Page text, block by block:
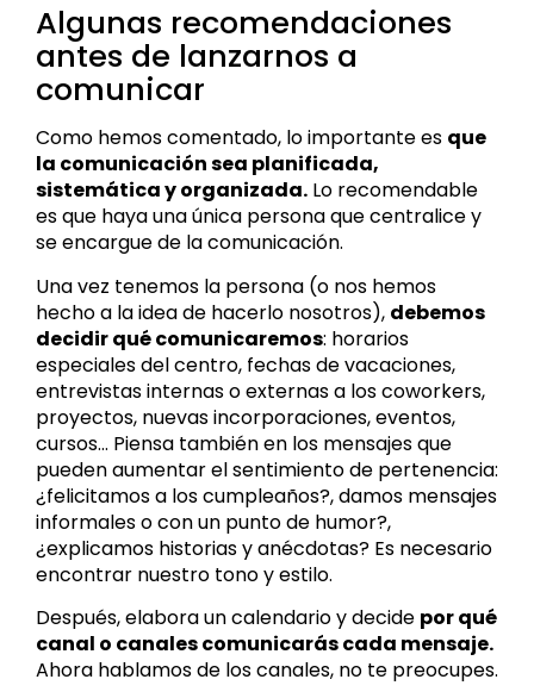
Algunas recomendaciones
antes de lanzarnos a
comunicar
Como hemos comentado, lo importante es que
la comunicación sea planificada,
sistemática y organizada. Lo recomendable
es que haya una única persona que centralice y
se encargue de la comunicación.
Una vez tenemos la persona (o nos hemos
hecho a la idea de hacerlo nosotros), debemos
decidir qué comunicaremos: horarios
especiales del centro, fechas de vacaciones,
entrevistas internas o externas a los coworkers,
proyectos, nuevas incorporaciones, eventos,
cursos… Piensa también en los mensajes que
pueden aumentar el sentimiento de pertenencia:
¿felicitamos a los cumpleaños?, damos mensajes
informales o con un punto de humor?,
¿explicamos historias y anécdotas? Es necesario
encontrar nuestro tono y estilo.
Después, elabora un calendario y decide por qué
canal o canales comunicarás cada mensaje.
Ahora hablamos de los canales, no te preocupes.